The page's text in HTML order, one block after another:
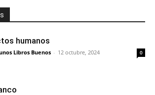
humanos
Libros Buenos - 12 octubre, 2024 0